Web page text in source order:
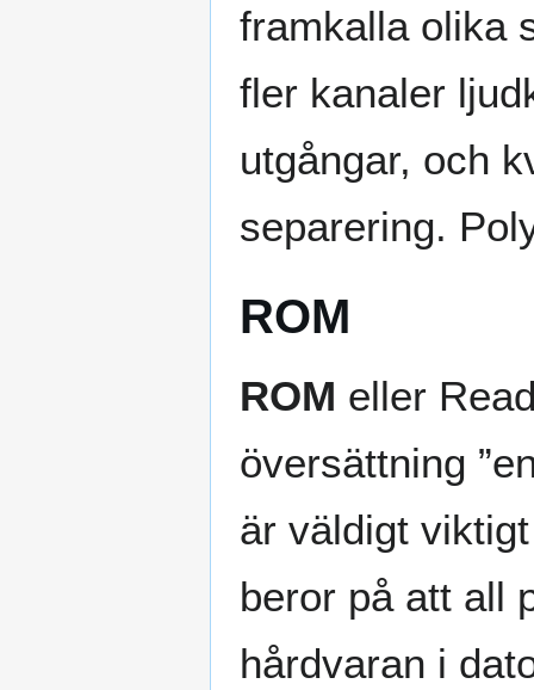
framkalla olika
fler kanaler
utgångar, och
separering.
ROM
ROM eller
översättning
är väldigt
beror på att all
hårdvaran i